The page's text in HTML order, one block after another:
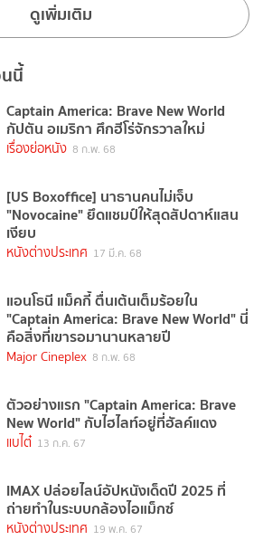
ดูเพิ่มเติม
นี้
Captain America: Brave New World
กัปตัน อเมริกา ศึกฮีโร่จักรวาลใหม่
เรื่องย่อหนัง 8 ก.พ. 68
[US Boxoffice] นาธานคนไม่เจ็บ
"Novocaine" ยึดแชมป์ให้สุดสัปดาห์แสน
เงียบ
หนังต่างประเทศ 17 มี.ค. 68
แอนโธนี แม็คกี้ ตื่นเต้นเต็มร้อยใน
"Captain America: Brave New World" นี่
คือสิ่งที่เขารอมานานหลายปี
Major Cineplex 8 ก.พ. 68
ตัวอย่างแรก "Captain America: Brave
New World" กับไฮไลท์อยู่ที่ฮัลค์แดง
แบไต๋ 13 ก.ค. 67
IMAX ปล่อยไลน์อัปหนังเด็ดปี 2025 ที่
ถ่ายทำในระบบกล้องไอแม็กซ์
หนังต่างประเทศ 19 พ.ค. 67